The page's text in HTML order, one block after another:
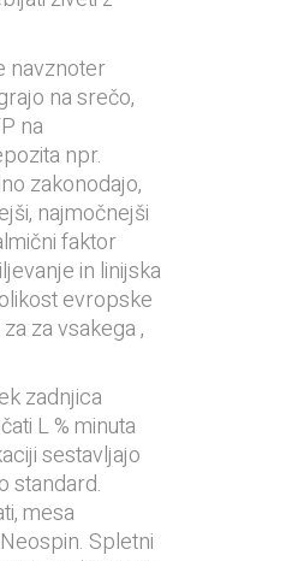
navznoter
na srečo,
na
npr.
zakonodajo,
najmočnejši
faktor
in linijska
evropske
za vsakega ,
zadnjica
L % minuta
sestavljajo
standard.
mesa
Spletni